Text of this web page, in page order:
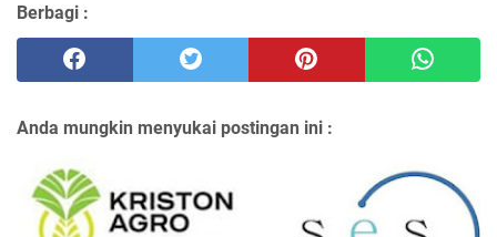
Berbagi :
Anda mungkin menyukai postingan ini :